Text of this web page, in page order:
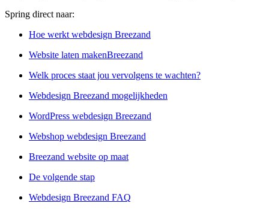
Spring direct naar:
Hoe werkt webdesign Breezand
Website laten makenBreezand
Welk proces staat jou vervolgens te wachten?
Webdesign Breezand mogelijkheden
WordPress webdesign Breezand
Webshop webdesign Breezand
Breezand website op maat
De volgende stap
Webdesign Breezand FAQ